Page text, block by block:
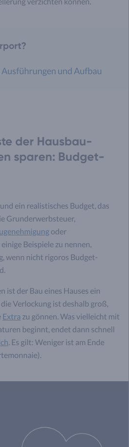
und Aufbau
der Hausbau-
sparen: Budget-
ein realistisches Budget, das
Grunderwerbsteuer,
oder
einige Beispiele zu nennen,
wenn nicht rigoros Budget-
ist der Bau eines Hauses ein
Verlockung ist deshalb groß,
Extra zu gönnen. Was vielleicht mit
beginnt, endet dann schnell
. Es gilt: Weniger ist am Ende